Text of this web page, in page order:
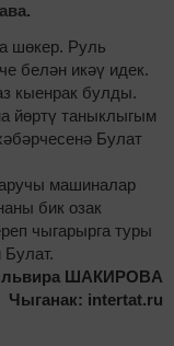
шөкер. Руль
белән икәү идек.
кыенрак булды.
йөртү таныклыгым
Булат
машиналар
бик озак
чыгарырга туры
Булат.
ШАКИРОВA
Чыганак: intertat.ru